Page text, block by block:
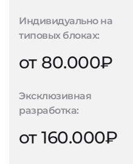
Индивидуально на
типовых блоках:
от 80.000₽
Эксклюзивная
разработка:
от 160.000₽